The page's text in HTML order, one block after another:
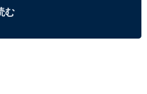
」をご紹介します。
む